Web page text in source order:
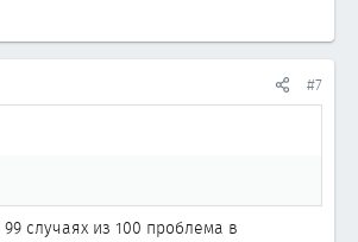
#7
случаях из 100 проблема в